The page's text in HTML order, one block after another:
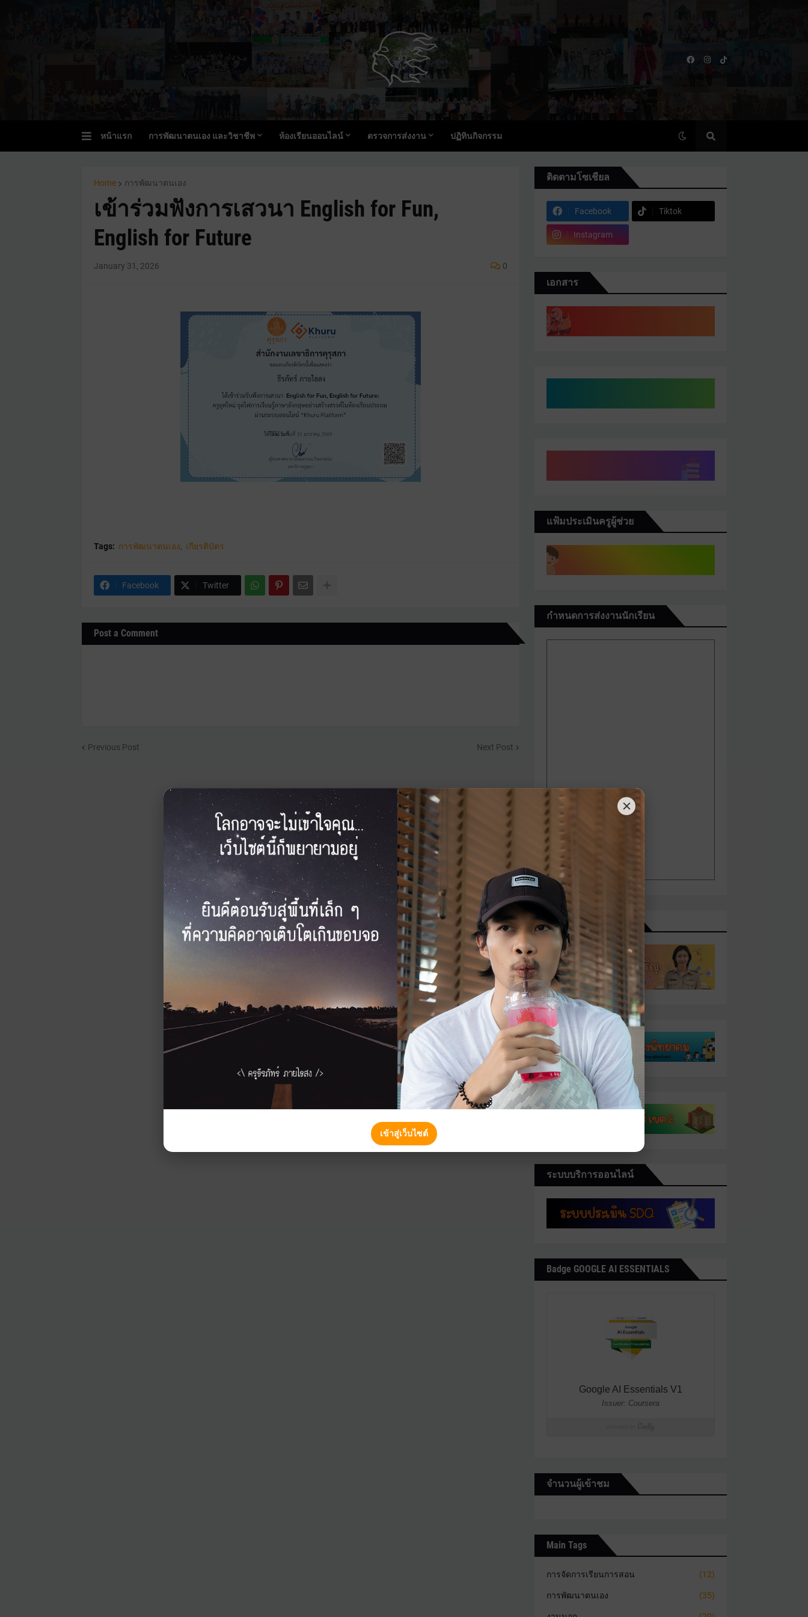
หน้าแรก การพัฒนาตนเอง และวิชาชีพ ห้องเรียนออนไลน์ ตรวจการส่งงาน ปฏิทินกิจกรรม
Home การพัฒนาตนเอง
เข้าร่วมฟังการเสวนา English for Fun,
English for Future
January 31, 2026 0
Tags: การพัฒนาตนเอง เกียรติบัตร
Facebook Twitter
Post a Comment
Previous Post Next Post
ติดตามโซเชียล
Facebook Tiktok
Instagram
เอกสาร
แฟ้มประเมินครูผู้ช่วย
กำหนดการส่งงานนักเรียน
เว็บไซต์ที่เกี่ยวข้อง
ระบบบริการออนไลน์
Badge GOOGLE AI ESSENTIALS
จำนวนผู้เข้าชม
Main Tags
การจัดการเรียนการสอน (12)
การพัฒนาตนเอง (35)
เข้าสู่เว็บไซต์